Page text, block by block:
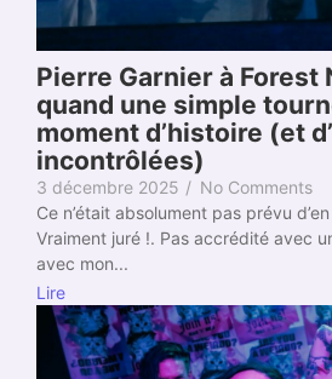
Pierre Garnier à Forest
quand une simple
moment d’histoire (et
incontrôlées)
3 décembre 2025 / No Comments
Ce n’était absolument pas prévu
Vraiment juré !. Pas accrédité avec
avec mon...
Lire